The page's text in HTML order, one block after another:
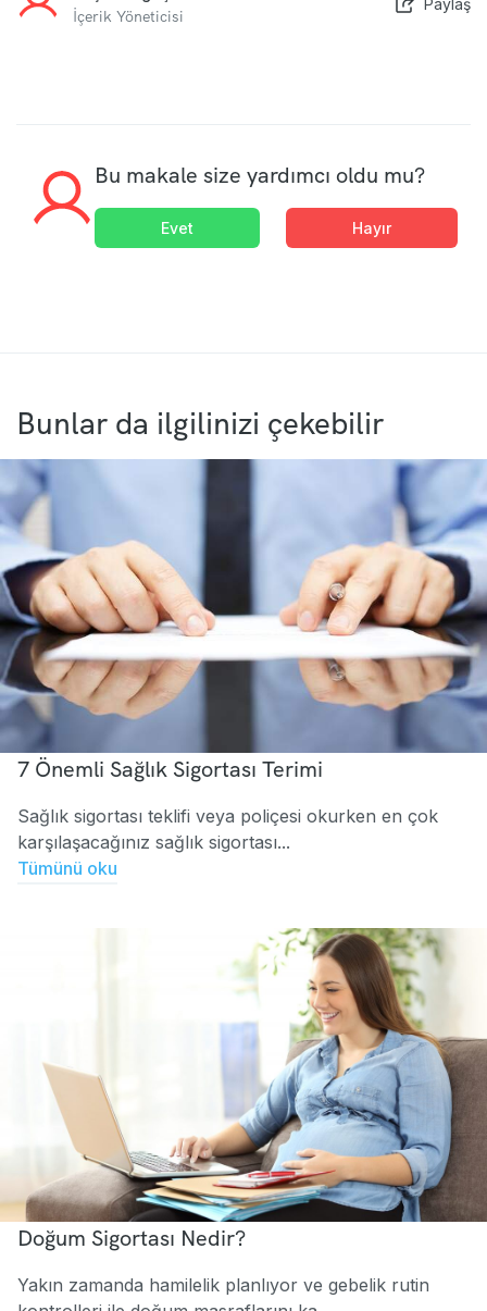
İçerik Yöneticisi
Bu makale size yardımcı oldu mu?
Evet Hayır
Bunlar da ilgilinizi çekebilir
7 Önemli Sağlık Sigortası Terimi
Sağlık sigortası teklifi veya poliçesi okurken en çok
karşılaşacağınız sağlık sigortası...
Tümünü oku
Doğum Sigortası Nedir?
Yakın zamanda hamilelik planlıyor ve gebelik rutin